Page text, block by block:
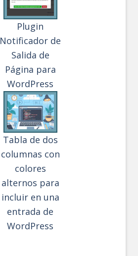
Plugin
Notificador de
Salida de
Página para
WordPress
Tabla de dos
columnas con
colores
alternos para
incluir en una
entrada de
WordPress